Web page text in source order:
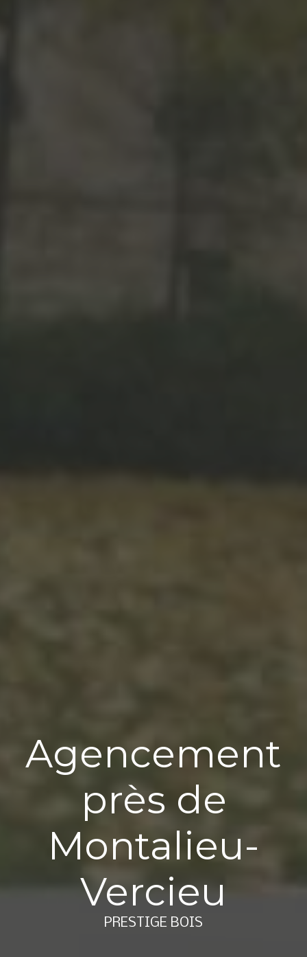
Agencement
près de
Montalieu-
Vercieu
PRESTIGE BOIS